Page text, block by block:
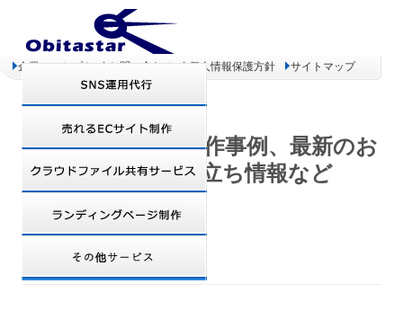
企業コンセプト お問い合わせ 個人情報保護方針 サイトマップ
オビタスター 制作事例、最新のお
得情報、お役立ち情報など
DAILY ARCHIVES:2007年10月2日